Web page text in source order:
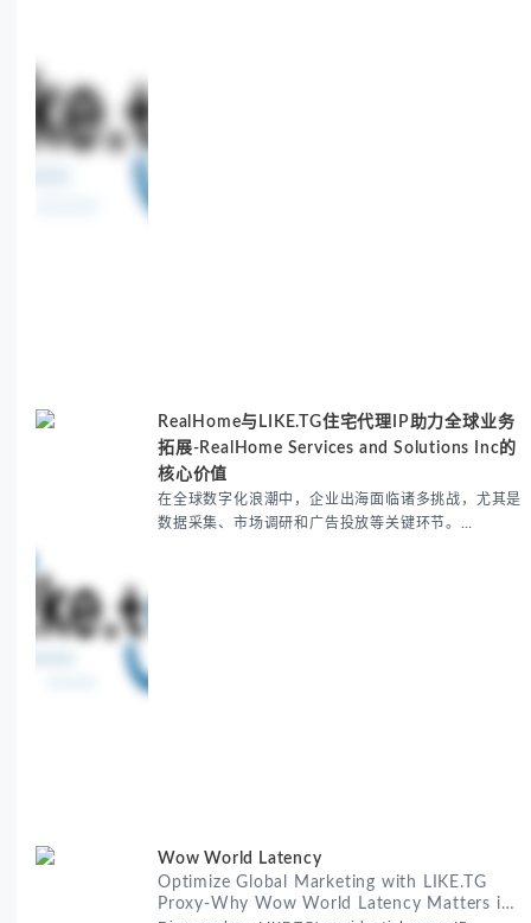
RealHome与LIKE.TG住宅代理IP助力全球业务
拓展-RealHome Services and Solutions Inc的
核心价值
在全球数字化浪潮中，企业出海面临诸多挑战，尤其是
数据采集、市场调研和广告投放等关键环节。
Wow World Latency
Optimize Global Marketing with LIKE.TG
Proxy-Why Wow World Latency Matters in